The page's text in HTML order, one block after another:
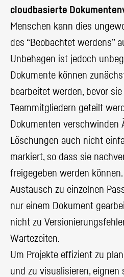
cloudbasierte
Menschen kann dies
des “Beobachtet werdens”
Unbehagen ist jedoch
Dokumente können
bearbeitet werden, bevor
Teammitgliedern geteilt
Dokumenten verschwinden
Löschungen auch nicht
markiert, so dass sie
freigegeben werden
Austausch zu einzelnen
nur einem Dokument
nicht zu
Wartezeiten.
Um Projekte effizient zu
und zu visualisieren, eignen